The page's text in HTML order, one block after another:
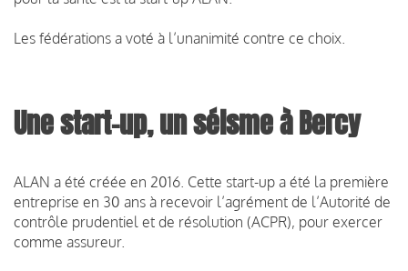
Les fédérations a voté à l’unanimité contre ce choix.
Une start-up, un séisme à Bercy
ALAN a été créée en 2016. Cette start-up a été la première
entreprise en 30 ans à recevoir l’agrément de l’Autorité de
contrôle prudentiel et de résolution (ACPR), pour exercer
comme assureur.